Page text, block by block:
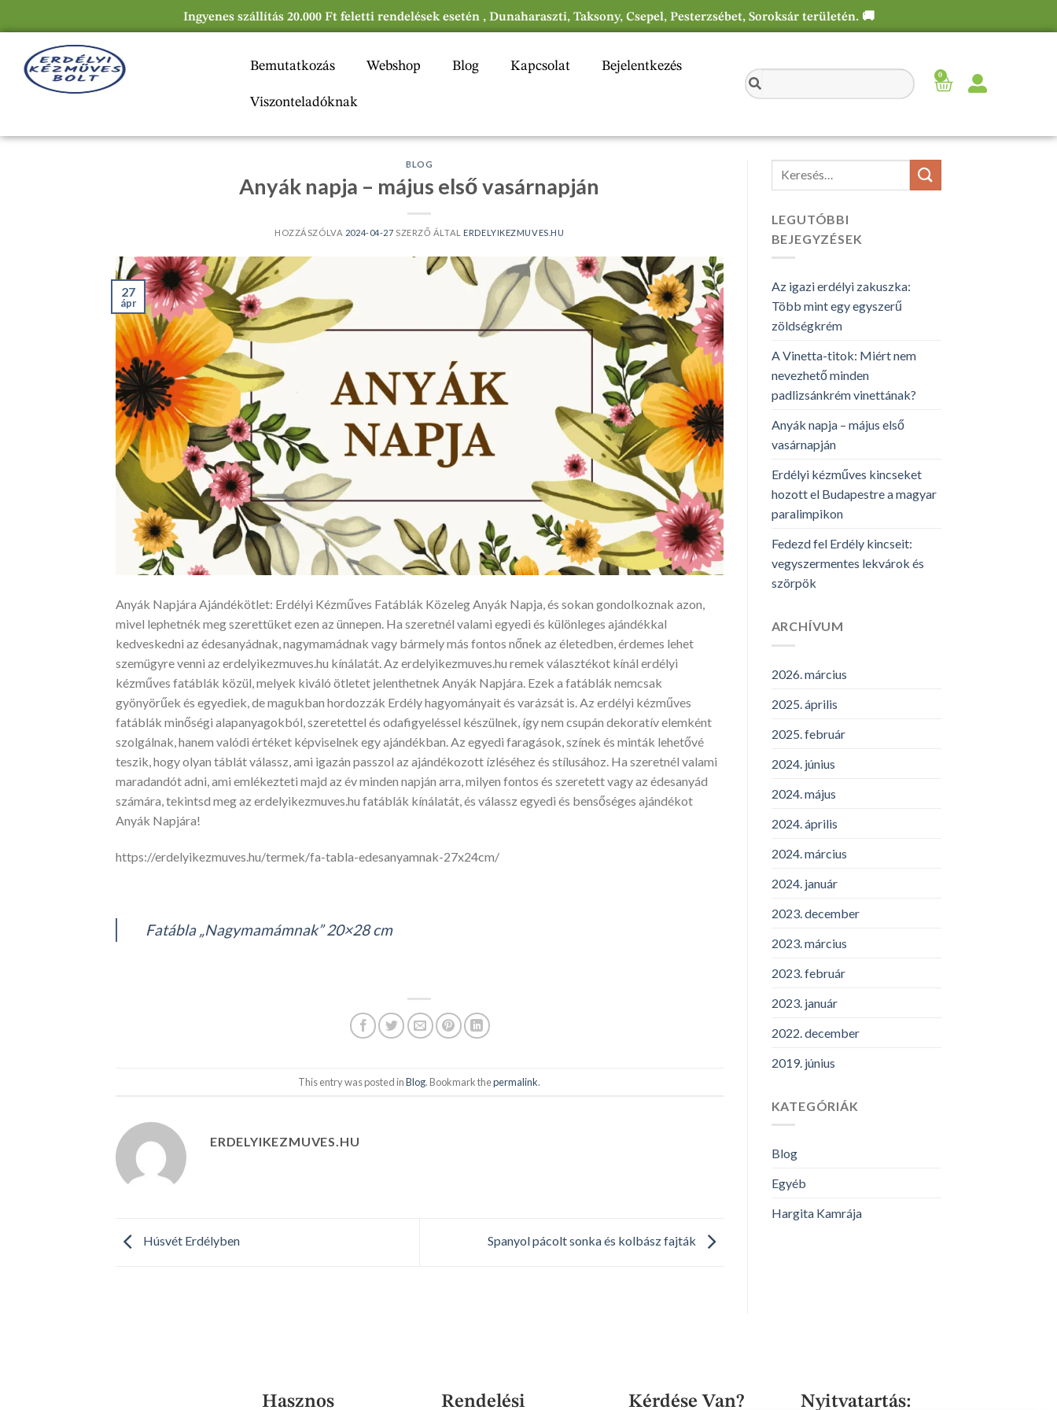
Ingyenes szállítás 20.000 Ft feletti rendelések esetén , Dunaharaszti, Taksony, Csepel, Pesterzsébet, Soroksár területén. 🚚
Bemutatkozás Webshop Blog Kapcsolat Bejelentkezés
Viszonteladóknak
0
BLOG
Anyák napja – május első vasárnapján
HOZZÁSZÓLVA 2024-04-27 SZERZŐ ÁLTAL ERDELYIKEZMUVES.HU
27
ápr
Anyák Napjára Ajándékötlet: Erdélyi Kézműves Fatáblák Közeleg Anyák Napja, és sokan gondolkoznak azon,
mivel lephetnék meg szerettüket ezen az ünnepen. Ha szeretnél valami egyedi és különleges ajándékkal
kedveskedni az édesanyádnak, nagymamádnak vagy bármely más fontos nőnek az életedben, érdemes lehet
szemügyre venni az erdelyikezmuves.hu kínálatát. Az erdelyikezmuves.hu remek választékot kínál erdélyi
kézműves fatáblák közül, melyek kiváló ötletet jelenthetnek Anyák Napjára. Ezek a fatáblák nemcsak
gyönyörűek és egyediek, de magukban hordozzák Erdély hagyományait és varázsát is. Az erdélyi kézműves
fatáblák minőségi alapanyagokból, szeretettel és odafigyeléssel készülnek, így nem csupán dekoratív elemként
szolgálnak, hanem valódi értéket képviselnek egy ajándékban. Az egyedi faragások, színek és minták lehetővé
teszik, hogy olyan táblát válassz, ami igazán passzol az ajándékozott ízléséhez és stílusához. Ha szeretnél valami
maradandót adni, ami emlékezteti majd az év minden napján arra, milyen fontos és szeretett vagy az édesanyád
számára, tekintsd meg az erdelyikezmuves.hu fatáblák kínálatát, és válassz egyedi és bensőséges ajándékot
Anyák Napjára!
https://erdelyikezmuves.hu/termek/fa-tabla-edesanyamnak-27x24cm/
Fatábla „Nagymamámnak” 20×28 cm
This entry was posted inBlog. Bookmark thepermalink.
ERDELYIKEZMUVES.HU
Húsvét Erdélyben Spanyol pácolt sonka és kolbász fajták
LEGUTÓBBI
BEJEGYZÉSEK
Az igazi erdélyi zakuszka:
Több mint egy egyszerű
zöldségkrém
A Vinetta-titok: Miért nem
nevezhető minden
padlizsánkrém vinettának?
Anyák napja – május első
vasárnapján
Erdélyi kézműves kincseket
hozott el Budapestre a magyar
paralimpikon
Fedezd fel Erdély kincseit:
vegyszermentes lekvárok és
szörpök
ARCHÍVUM
2026. március
2025. április
2025. február
2024. június
2024. május
2024. április
2024. március
2024. január
2023. december
2023. március
2023. február
2023. január
2022. december
2019. június
KATEGÓRIÁK
Blog
Egyéb
Hargita Kamrája
Hasznos Rendelési Kérdése Van? Nyitvatartás: